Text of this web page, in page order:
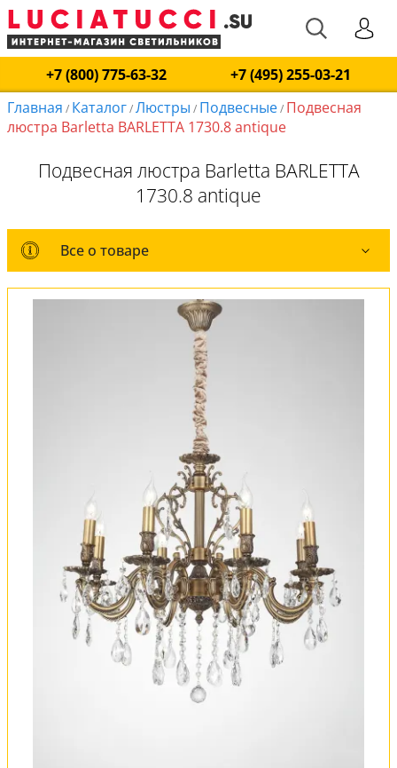
+7 (800) 775-63-32
+7 (495) 255-03-21
Главная / Каталог/Люстры / Подвесные/ Подвесная
люстра Barletta BARLETTA 1730.8 antique
Подвесная люстра Barletta BARLETTA
1730.8 antique
Все о товаре
Все о товаре
Комплект лампочек
Обмен и возврат
Установка
FAQ
Отзывы